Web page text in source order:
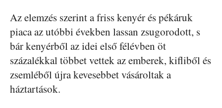
Az elemzés szerint a friss kenyér és pékáruk
piaca az utóbbi években lassan zsugorodott, s
bár kenyérből az idei első félévben öt
százalékkal többet vettek az emberek, kifliből és
zsemléből újra kevesebbet vásároltak a
háztartások.